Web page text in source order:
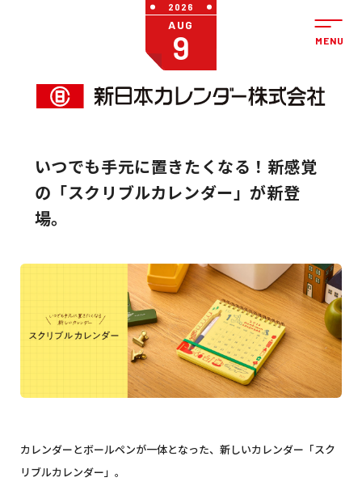
2026
AUG
9
いつでも手元に置きたくなる！新感覚
の「スクリブルカレンダー」が新登
場。
カレンダーとボールペンが一体となった、新しいカレンダー「スク
リブルカレンダー」。